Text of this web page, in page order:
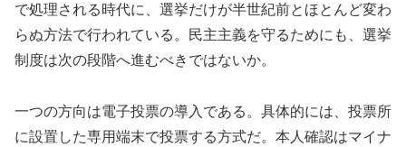
で処理される時代に、選挙だけが半世紀前とほとんど変わ
らぬ方法で行われている。民主主義を守るためにも、選挙
制度は次の段階へ進むべきではないか。
一つの方向は電子投票の導入である。具体的には、投票所
に設置した専用端末で投票する方式だ。本人確認はマイナ